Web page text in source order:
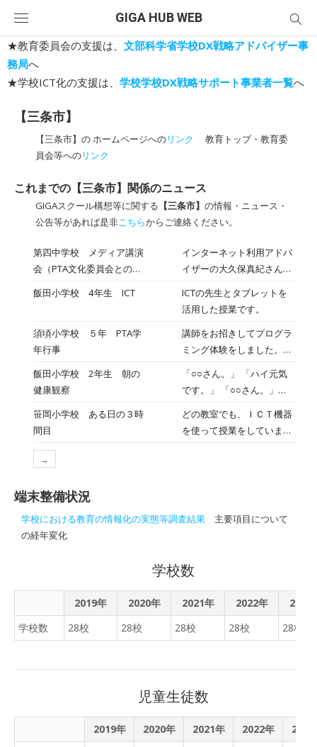
content
GIGA HUB WEB
★教育委員会の支援は、 文部科学省学校DX戦略アドバイザー事
務局へ
★学校ICT化の支援は、 学校学校DX戦略サポート事業者一覧へ
【三条市】
【三条市】の ホームページへのリンク
教育トップ・教育委
員会等へのリンク
これまでの【三条市】関係のニュース
GIGAスクール構想等に関する 【三条市】 の情報・ニュース・
公告等があれば是非こちらからご連絡ください。
第四中学校 メディア講演
会（PTA文化委員会との共
インターネット利用アドバ
イザーの大久保真紀さんに
ェイク」と「本当の情報」
の伝わる速さはどう違
う？、インターネットを開
くと見たいものがすぐ表示
されるのはなぜ？、SNSを
ポジティブなものにするに
は？など、大久保さんの問
いかけに対して、生徒は話
し合ったり、その場でタブ
便利に活用しながら、体も
いたいです。
飯田小学校 4年生 ICT
ICTの先生とタブレットを
活用した授業です。
須頃小学校 ５年 PTA学
年行事
講師をお招きしてプログラ
ミング体験をしました。一
ロボットに指令を送り、操
作しました。子どもたちの
喜ぶ姿が印象的でした。
飯田小学校 2年生 朝の
健康観察
「○○さん。」 「ハイ元気
です。」 「○○さん。」
えないので、手で○をして
ください。」 （手で○を出
笹岡小学校 ある日の３時
間目
どの教室でも、ＩＣＴ機器
を使って授業をしていまし
→
端末整備状況
学校における教育の情報化の実態等調査結果 主要項目について
の経年変化
学校数
2019年 2020年 2021年 2022年
2023
学校数
28校 28校 28校 28校 28校
児童生徒数
2019年 2020年 2021年 2022年
2023